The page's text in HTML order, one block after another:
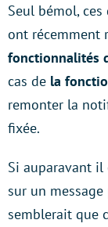
Seul bémol,
ont récemment
fonctionnalités
cas de la
remonter la
fixée.
Si auparavant il
sur un
semblerait que